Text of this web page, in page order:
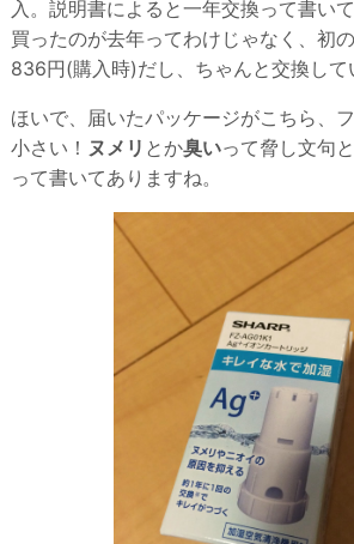
入。説明書によると一年交換って書い
買ったのが去年ってわけじゃなく、初
836円(購入時)だし、ちゃんと交換して
ほいで、届いたパッケージがこちら、
小さい！ ヌメリ とか臭いって脅し文句
って書いてありますね。